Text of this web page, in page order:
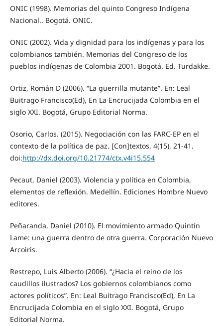
ONIC (1998). Memorias del quinto Congreso Indígena
Nacional.. Bogotá. ONIC.
ONIC (2002). Vida y dignidad para los indígenas y para los
colombianos también. Memorias del Congreso de los
pueblos indígenas de Colombia 2001. Bogotá. Ed. Turdakke.
Ortiz, Román D (2006). “La guerrilla mutante”. En: Leal
Buitrago Francisco(Ed), En La Encrucijada Colombia en el
siglo XXI. Bogotá, Grupo Editorial Norma.
Osorio, Carlos. (2015). Negociación con las FARC-EP en el
contexto de la política de paz. [Con]textos, 4(15), 21-41.
doi:http://dx.doi.org/10.21774/ctx.v4i15.554
Pecaut, Daniel (2003). Violencia y política en Colombia,
elementos de reflexión. Medellín. Ediciones Hombre Nuevo
editores.
Peñaranda, Daniel (2010). El movimiento armado Quintín
Lame: una guerra dentro de otra guerra. Corporación Nuevo
Arcoiris.
Restrepo, Luis Alberto (2006). “¿Hacia el reino de los
caudillos ilustrados? Los gobiernos colombianos como
actores políticos”. En: Leal Buitrago Francisco(Ed), En La
Encrucijada Colombia en el siglo XXI. Bogotá, Grupo
Editorial Norma.